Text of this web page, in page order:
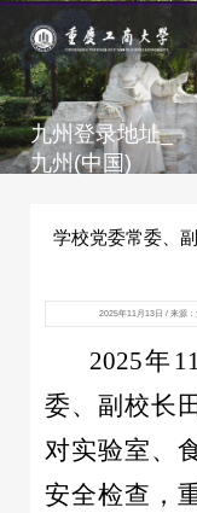
九州登录地址_
九州(中国)
学校党委常委、
2025年11月13日 / 来源：
2025年
委、副校长
对实验室、
安全检查，